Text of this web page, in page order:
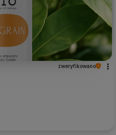
zweryfikowano